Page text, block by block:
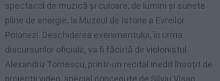
spectacol de muzică şi culoare, de lumini şi sunete
pline de energie, la Muzeul de Istorie a Evreilor
Polonezi. Deschiderea evenimentului, în urma
discursurilor oficiale, va fi făcută de violonistul
Alexandru Tomescu, printr-un recital inedit însoţit de